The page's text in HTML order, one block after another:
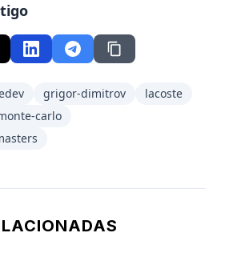
grigor-dimitrov
lacoste
carlo